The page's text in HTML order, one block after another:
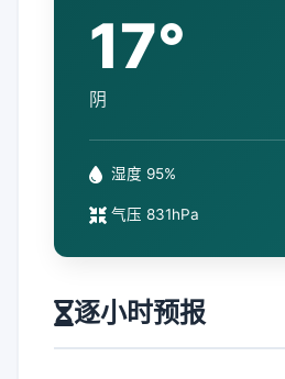
17°
阴
湿度 95%
气压 831hPa
逐小时预报